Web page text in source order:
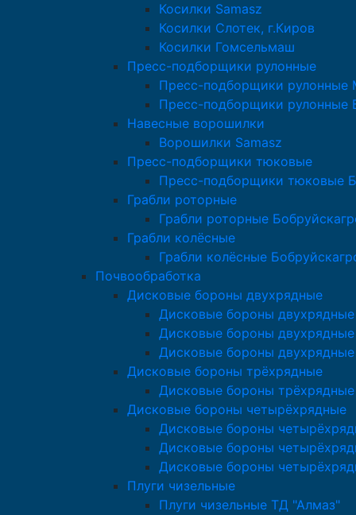
Косилки Samasz
Косилки Слотек, г.Киров
Косилки Гомсельмаш
Пресс-подборщики рулонные
Пресс-подборщики рулонные
Пресс-подборщики рулонные
Навесные ворошилки
Ворошилки Samasz
Пресс-подборщики тюковые
Пресс-подборщики тюковые
Грабли роторные
Грабли роторные
Грабли колёсные
Грабли колёсные
Почвообработка
Дисковые бороны двухрядные
Дисковые бороны
Дисковые бороны
Дисковые бороны
Дисковые бороны трёхрядные
Дисковые бороны
Дисковые бороны четырёхрядные
Дисковые бороны
Дисковые бороны
Дисковые бороны
Плуги чизельные
Плуги чизельные ТД "Алмаз"